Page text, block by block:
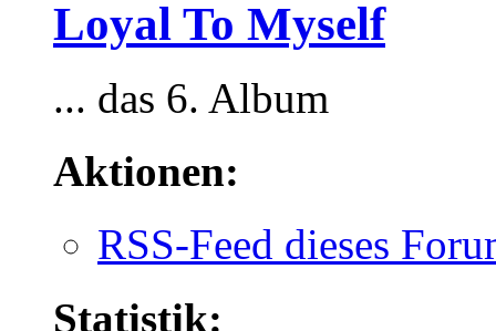
Loyal To Myself
... das 6. Album
Aktionen:
RSS-Feed dieses
Statistik: